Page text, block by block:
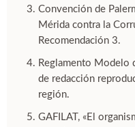
Convención de
Mérida contra la
Recomendación 3.
Reglamento Modelo
de redacción
región.
GAFILAT, «El